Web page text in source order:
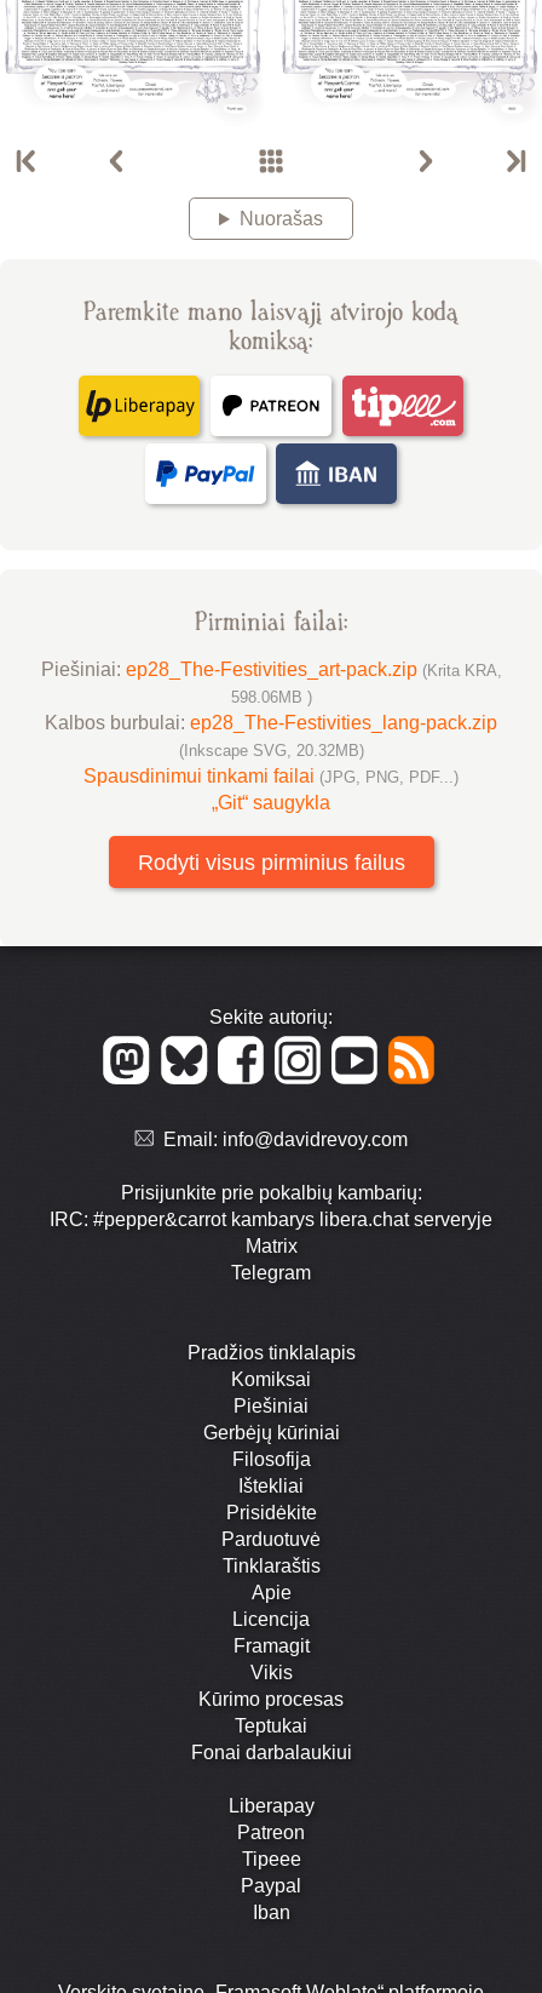
Nuorašas
Paremkite mano laisvąjį atvirojo kodą
komiksą:
Pirminiai failai:
Piešiniai: ep28_The-Festivities_art-pack.zip (Krita KRA,
598.06MB )
Kalbos burbulai: ep28_The-Festivities_lang-pack.zip
(Inkscape SVG, 20.32MB)
Spausdinimui tinkami failai (JPG, PNG, PDF...)
„Git“ saugykla
Rodyti visus pirminius failus
Sekite autorių:
Email: info@davidrevoy.com
Prisijunkite prie pokalbių kambarių:
IRC: #pepper&carrot kambarys libera.chat serveryje
Matrix
Telegram
Pradžios tinklalapis
Komiksai
Piešiniai
Gerbėjų kūriniai
Filosofija
Ištekliai
Prisidėkite
Parduotuvė
Tinklaraštis
Apie
Licencija
Framagit
Vikis
Kūrimo procesas
Teptukai
Fonai darbalaukiui
Liberapay
Patreon
Tipeee
Paypal
Iban